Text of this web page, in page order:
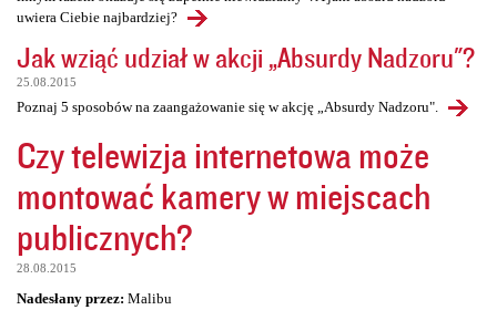
uwiera Ciebie najbardziej?
Jak wziąć udział w akcji „Absurdy Nadzoru"?
25.08.2015
Poznaj 5 sposobów na zaangażowanie się w akcję „Absurdy Nadzoru".
Czy telewizja internetowa może
montować kamery w miejscach
publicznych?
28.08.2015
Nadesłany przez: Malibu